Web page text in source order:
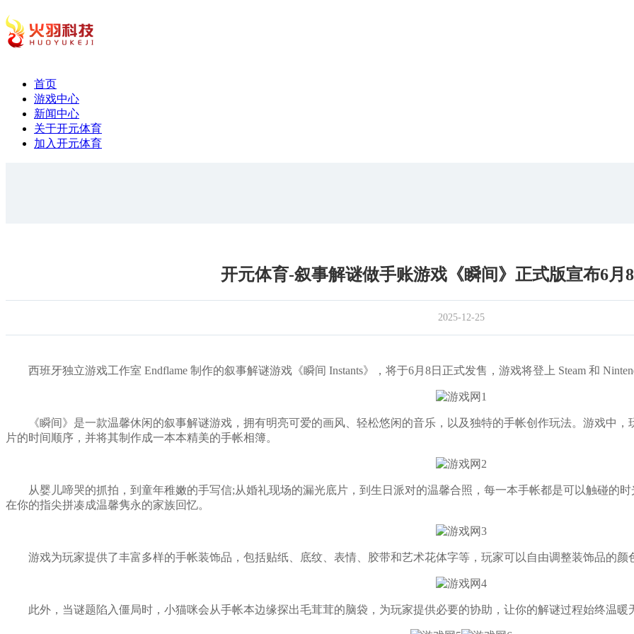
首页
游戏中心
新闻中心
关于开元体育
加入开元体育
开元体育-叙事解谜做手账游戏《瞬间》正式版宣布6月8
2025-12-25
西班牙独立游戏工作室 Endflame 制作的叙事解谜游戏《瞬间 Instants》，将于6月8日正式发售，游戏将登上 Steam 和
《瞬间》是一款温馨休闲的叙事解谜游戏，拥有明亮可爱的画风、轻松悠闲的音乐，以及独特的手帐创作玩法。游戏中，
片的时间顺序，并将其制作成一本本精美的手帐相簿。
从婴儿啼哭的抓拍，到童年稚嫩的手写信;从婚礼现场的漏光底片，到生日派对的温馨合照，每一本手帐都是可以触碰的
在你的指尖拼凑成温馨隽永的家族回忆。
游戏为玩家提供了丰富多样的手帐装饰品，包括贴纸、底纹、表情、胶带和艺术花体字等，玩家可以自由调整装饰品的颜
此外，当谜题陷入僵局时，小猫咪会从手帐本边缘探出毛茸茸的脑袋，为玩家提供必要的协助，让你的解谜过程始终温暖